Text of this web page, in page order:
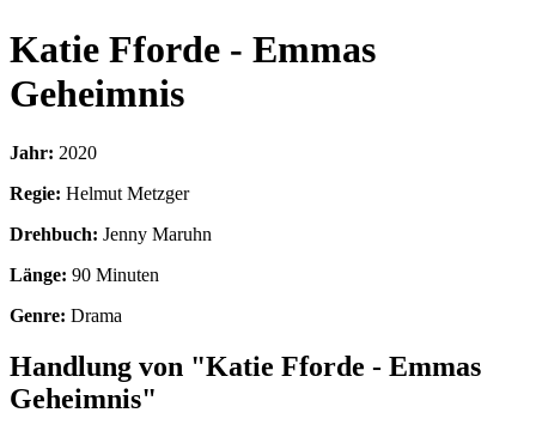
Katie Fforde - Emmas
Geheimnis
Jahr: 2020
Regie: Helmut Metzger
Drehbuch: Jenny Maruhn
Länge: 90 Minuten
Genre: Drama
Handlung von "Katie Fforde - Emmas
Geheimnis"